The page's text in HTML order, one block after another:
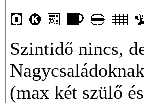
Szintidő nincs,
(max két szülő